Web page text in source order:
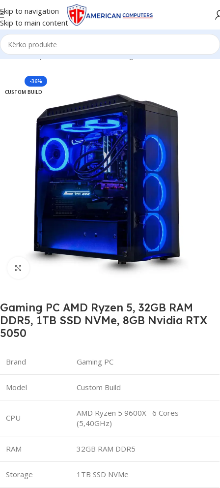
Skip to navigation
Skip to main content
Kreu/Komponent PC/Kasa PC Gaming
-36%
CUSTOM BUILD
Gaming PC AMD Ryzen 5, 32GB RAM
DDR5, 1TB SSD NVMe, 8GB Nvidia RTX
5050
Brand Gaming PC
Model Custom Build
CPU
AMD Ryzen 5 9600X 6 Cores
(5,40GHz)
RAM 32GB RAM DDR5
Storage 1TB SSD NVMe